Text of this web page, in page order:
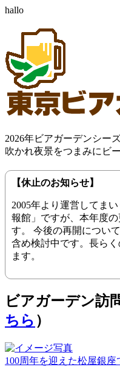
hallo
2026年ビアガーデンシー
吹かれ夜景をつまみにビ
【休止のお知らせ】
2005年より運営してま
報館」ですが、本年度
す。 今後の再開につい
含め検討中です。長ら
ます。
ビアガーデン訪
ちら ）
100周年を迎えた松屋銀